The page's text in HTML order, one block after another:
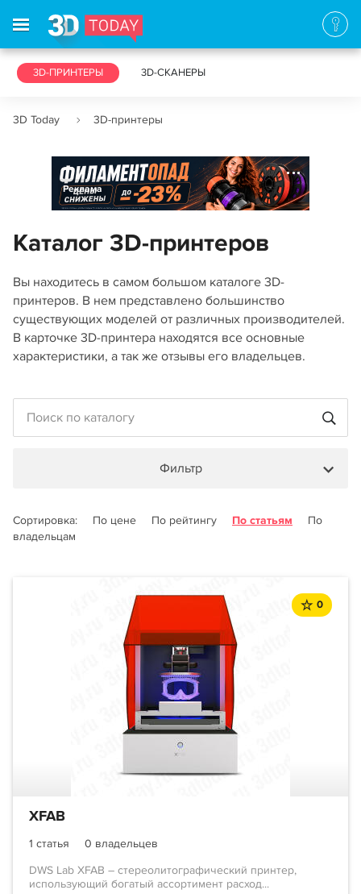
3D-ПРИНТЕРЫ 3D-СКАНЕРЫ
3D Today 3D-принтеры
Реклама
Каталог 3D-принтеров
Вы находитесь в самом большом каталоге 3D-
принтеров. В нем представлено большинство
существующих моделей от различных производителей.
В карточке 3D-принтера находятся все основные
характеристики, а так же отзывы его владельцев.
Фильтр
Сортировка: По цене По рейтингу По статьям
По
владельцам
0
XFAB
1 статья
0 владельцев
DWS Lab XFAB – стереолитографический принтер,
использующий богатый ассортимент расход...